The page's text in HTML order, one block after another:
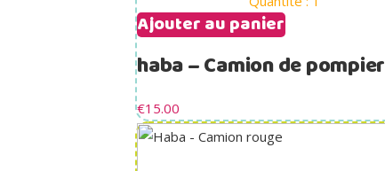
Ajouter au panier
haba – Camion de pompier
€15.00